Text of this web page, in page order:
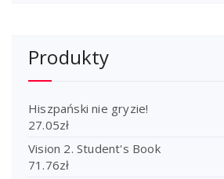
Produkty
Hiszpański nie gryzie!
27.05zł
Vision 2. Student's Book
71.76zł